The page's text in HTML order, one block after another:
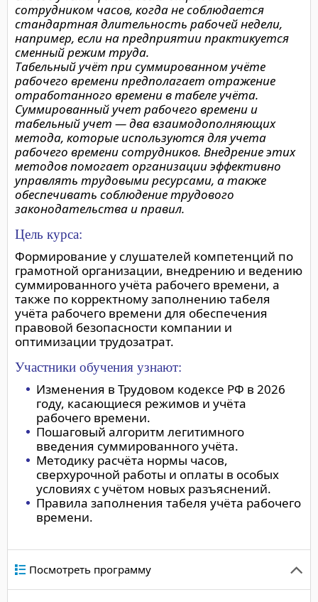
сотрудником часов, когда не соблюдается
стандартная длительность рабочей недели,
например, если на предприятии практикуется
сменный режим труда.
Табельный учёт при суммированном учёте
рабочего времени предполагает отражение
отработанного времени в табеле учёта.
Суммированный учет рабочего времени и
табельный учет — два взаимодополняющих
метода, которые используются для учета
рабочего времени сотрудников. Внедрение этих
методов помогает организации эффективно
управлять трудовыми ресурсами, а также
обеспечивать соблюдение трудового
законодательства и правил.
Цель курса:
Формирование у слушателей компетенций по
грамотной организации, внедрению и ведению
суммированного учёта рабочего времени, а
также по корректному заполнению табеля
учёта рабочего времени для обеспечения
правовой безопасности компании и
оптимизации трудозатрат.
Участники обучения узнают:
Изменения в Трудовом кодексе РФ в 2026
году, касающиеся режимов и учёта
рабочего времени.
Пошаговый алгоритм легитимного
введения суммированного учёта.
Методику расчёта нормы часов,
сверхурочной работы и оплаты в особых
условиях с учётом новых разъяснений.
Правила заполнения табеля учёта рабочего
времени.
Посмотреть программу